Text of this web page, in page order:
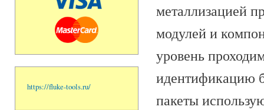
https://fluke-tools.ru/
металлизацией
модулей и
уровень
идентификацию
пакеты